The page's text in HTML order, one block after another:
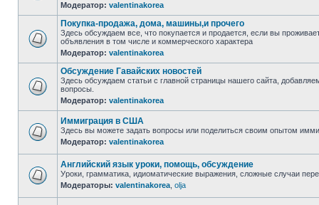
Модератор: valentinakorea
Покупка-продажа, дома, машины,и прочего
Здесь обсуждаем все, что покупается и продается, если вы
объявления в том числе и коммерческого характера
Модератор: valentinakorea
Обсуждение Гавайских новостей
Здесь обсуждаем статьи с главной страницы нашего сайта,
вопросы.
Модератор: valentinakorea
Иммиграция в США
Здесь вы можете задать вопросы или поделиться своим опытом
Модератор: valentinakorea
Английский язык уроки, помощь, обсуждение
Уроки, грамматика, идиоматические выражения, сложные случаи
Модераторы: valentinakorea olja